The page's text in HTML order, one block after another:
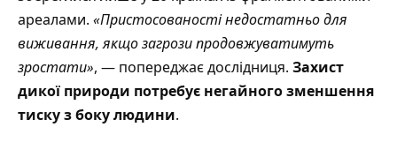
ареалами. «Пристосованості недостатньо для
виживання, якщо загрози продовжуватимуть
зростати», — попереджає дослідниця. Захист
дикої природи потребує негайного зменшення
тиску з боку людини.